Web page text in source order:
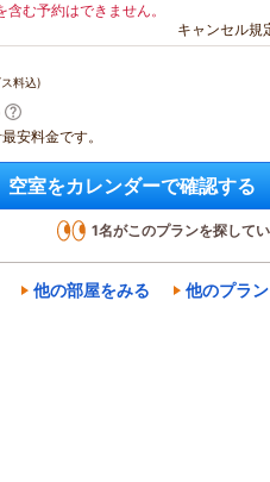
む予約はできません。
キャンセル規
料込)
安料金です。
空室をカレンダーで確認する
1名がこのプランを探して
他の部屋をみる 他のプラ